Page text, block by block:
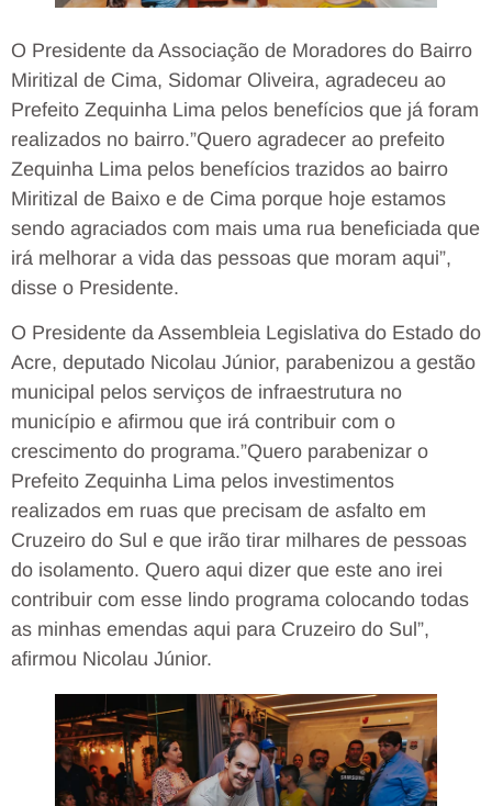
O Presidente da Associação de Moradores do Bairro
Miritizal de Cima, Sidomar Oliveira, agradeceu ao
Prefeito Zequinha Lima pelos benefícios que já foram
realizados no bairro.”Quero agradecer ao prefeito
Zequinha Lima pelos benefícios trazidos ao bairro
Miritizal de Baixo e de Cima porque hoje estamos
sendo agraciados com mais uma rua beneficiada que
irá melhorar a vida das pessoas que moram aqui”,
disse o Presidente.
O Presidente da Assembleia Legislativa do Estado do
Acre, deputado Nicolau Júnior, parabenizou a gestão
municipal pelos serviços de infraestrutura no
município e afirmou que irá contribuir com o
crescimento do programa.”Quero parabenizar o
Prefeito Zequinha Lima pelos investimentos
realizados em ruas que precisam de asfalto em
Cruzeiro do Sul e que irão tirar milhares de pessoas
do isolamento. Quero aqui dizer que este ano irei
contribuir com esse lindo programa colocando todas
as minhas emendas aqui para Cruzeiro do Sul”,
afirmou Nicolau Júnior.